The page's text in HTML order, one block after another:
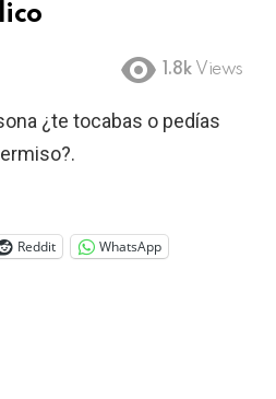
1.8k Views
¿te tocabas o pedías
Reddit WhatsApp